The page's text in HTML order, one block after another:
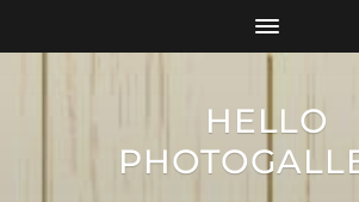
HELLO